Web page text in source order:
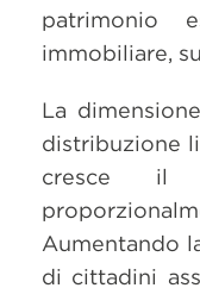
patrimonio
immobiliare,
La
distribuzione
cresce il
Aumentando
di cittadini